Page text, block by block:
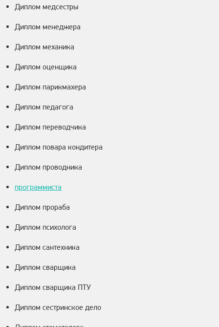
Диплом медсестры
Диплом менеджера
Диплом механика
Диплом оценщика
Диплом парикмахера
Диплом педагога
Диплом переводчика
Диплом повара кондитера
Диплом проводника
программиста
Диплом прораба
Диплом психолога
Диплом сантехника
Диплом сварщика
Диплом сварщика ПТУ
Диплом сестринское дело